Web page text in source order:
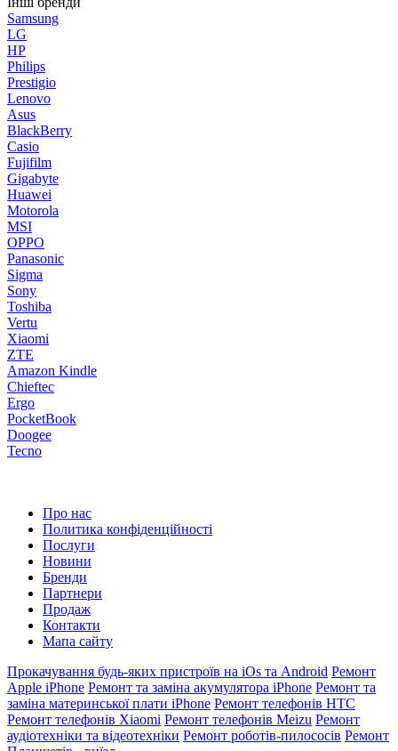
Samsung
LG
HP
Philips
Prestigio
Lenovo
Asus
BlackBerry
Casio
Fujifilm
Gigabyte
Huawei
Motorola
MSI
OPPO
Panasonic
Sigma
Sony
Toshiba
​Vertu
Xiaomi
ZTE
Amazon Kindle
Chieftec
Ergo
PocketBook
Doogee
Tecno
Про нас
Политика конфіденційності
Послуги
Новини
Бренди
Партнери
Продаж
Контакти
Мапа сайту
Прокачування будь-яких пристроїв на iOs та Android Ремонт
Apple iPhone Ремонт та заміна акумулятора iPhone Ремонт та
заміна материнської плати iPhone Ремонт телефонів HTC
Ремонт телефонів Xiaomi Ремонт телефонів Meizu Ремонт
аудіотехніки та відеотехніки Ремонт роботів-пилососів Ремонт